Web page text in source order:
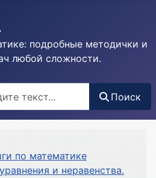
подробные методички и
любой сложности.
Поиск
по математике
и неравенства.